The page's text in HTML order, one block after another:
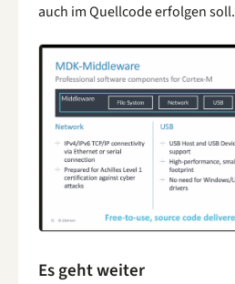
auch im Quellcode erfolgen soll.
Es geht weiter